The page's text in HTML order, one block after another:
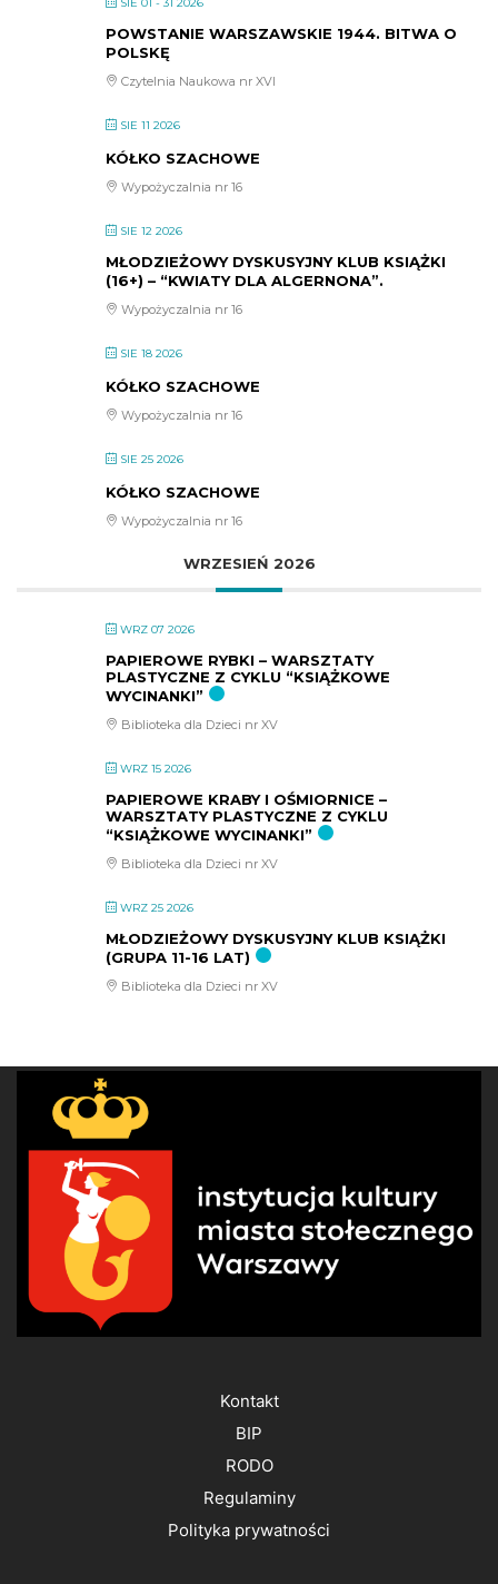
POWSTANIE WARSZAWSKIE 1944. BITWA O
POLSKĘ
Czytelnia Naukowa nr XVI
SIE 11 2026
KÓŁKO SZACHOWE
Wypożyczalnia nr 16
SIE 12 2026
MŁODZIEŻOWY DYSKUSYJNY KLUB KSIĄŻKI
(16+) – “KWIATY DLA ALGERNONA”.
Wypożyczalnia nr 16
SIE 18 2026
KÓŁKO SZACHOWE
Wypożyczalnia nr 16
SIE 25 2026
KÓŁKO SZACHOWE
Wypożyczalnia nr 16
WRZESIEŃ 2026
WRZ 07 2026
PAPIEROWE RYBKI – WARSZTATY
PLASTYCZNE Z CYKLU “KSIĄŻKOWE
WYCINANKI”
Biblioteka dla Dzieci nr XV
WRZ 15 2026
PAPIEROWE KRABY I OŚMIORNICE –
WARSZTATY PLASTYCZNE Z CYKLU
“KSIĄŻKOWE WYCINANKI”
Biblioteka dla Dzieci nr XV
WRZ 25 2026
MŁODZIEŻOWY DYSKUSYJNY KLUB KSIĄŻKI
(GRUPA 11-16 LAT)
Biblioteka dla Dzieci nr XV
Kontakt
BIP
RODO
Regulaminy
Polityka prywatności